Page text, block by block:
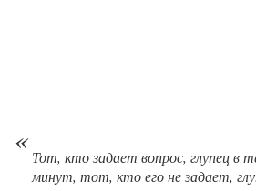
133
Тот, кто задает вопрос, глупец в
минут, тот, кто его не задает,